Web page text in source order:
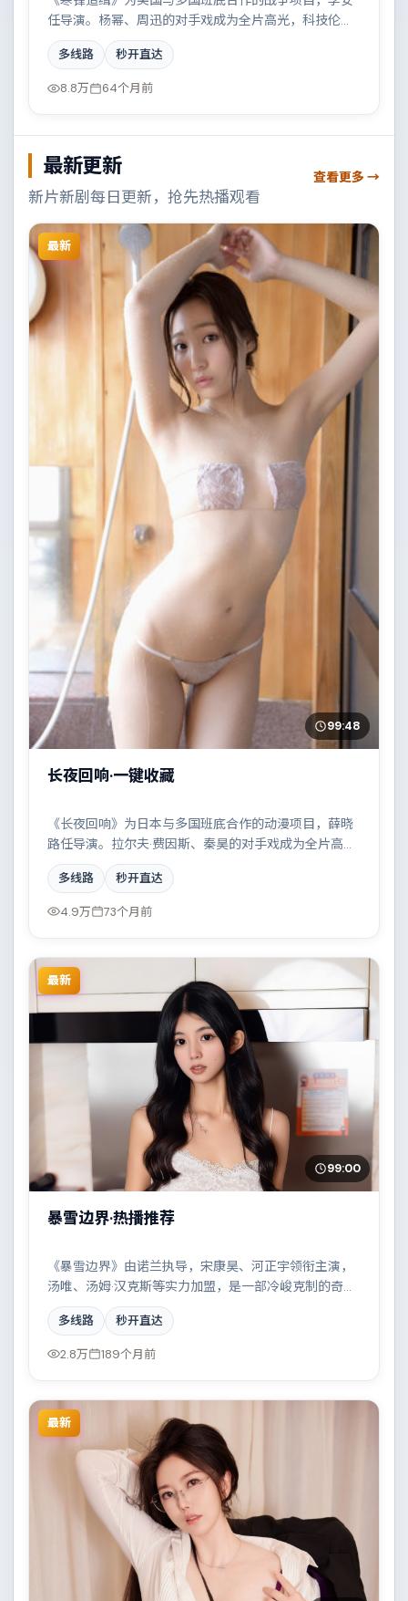
任导演。杨幂、周迅的对手戏成为全片高光，科技伦理
与情感羁绊形成强烈对撞。配乐与摄影风格统一，具备
院线质感。
多线路 秒开直达
8.8万 64个月前
最新更新
新片新剧每日更新，抢先热播观看
查看更多 →
最新
99:48
长夜回响·一键收藏
《长夜回响》为日本与多国班底合作的动漫项目，薛晓
路任导演。拉尔夫·费因斯、秦昊的对手戏成为全片高
光，科技伦理与情感羁绊形成强烈对撞。配乐与摄影风
格统一，具备院线质感。
多线路 秒开直达
4.9万 73个月前
最新
99:00
暴雪边界·热播推荐
《暴雪边界》由诺兰执导，宋康昊、河正宇领衔主演，
汤唯、汤姆·汉克斯等实力加盟，是一部冷峻克制的奇幻
作品。故事主要发生在俄罗斯，科技伦理与情感羁绊形
成强烈对撞。影片在视听语言与叙事节奏上均有突破，
适合喜欢深度叙事的观众。
多线路 秒开直达
2.8万 189个月前
最新